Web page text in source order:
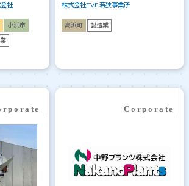
社
小浜市
株式会社TVE 若狭事業所
高浜町 製造業